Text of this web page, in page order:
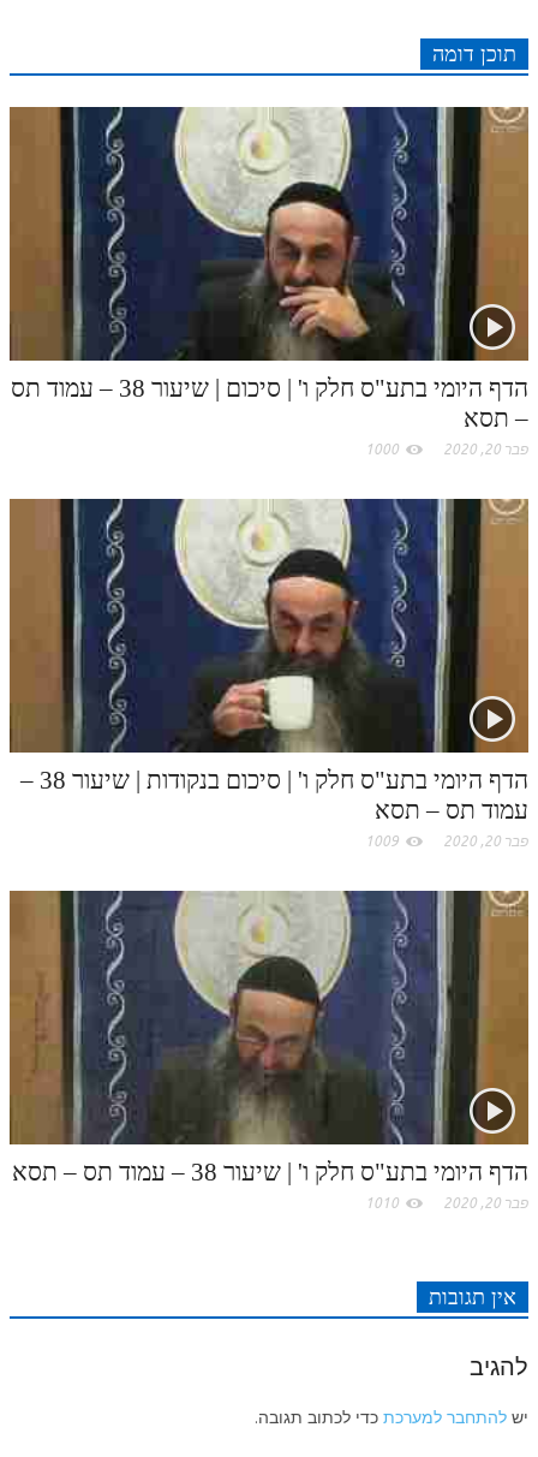
p
k
s
t
n
k
.
c
o
תוכן דומה
הדף היומי בתע"ס חלק ו' | סיכום | שיעור 38 – עמוד תס
– תסא
פבר 20, 2020 1000
הדף היומי בתע"ס חלק ו' | סיכום בנקודות | שיעור 38 –
עמוד תס – תסא
פבר 20, 2020 1009
הדף היומי בתע"ס חלק ו' | שיעור 38 – עמוד תס – תסא
פבר 20, 2020 1010
אין תגובות
להגיב
יש להתחבר למערכת כדי לכתוב תגובה.